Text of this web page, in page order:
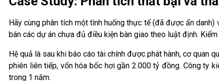
Hãy cùng phân tích một tình huống thực tế (đã được ẩn
bán các dự án chưa đủ điều kiện bàn giao theo luật định.
Hệ quả là sau khi báo cáo tài chính được phát hành, cơ quan
phiên liên tiếp, vốn hóa bốc hơi gần 2.000 tỷ đồng. Công ty
trong 1 năm.